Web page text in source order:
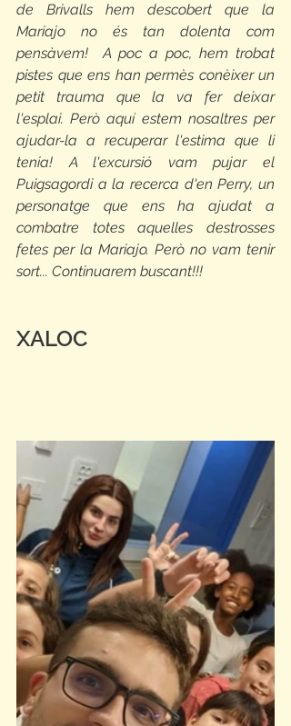
de Brivalls hem descobert que la
Mariajo no és tan dolenta com
pensàvem!  A poc a poc, hem trobat
pistes que ens han permès conèixer un
petit trauma que la va fer deixar
l'esplai. Però aquí estem nosaltres per
ajudar-la a recuperar l'estima que li
tenia! A l'excursió vam pujar el
Puigsagordi a la recerca d'en Perry, un
personatge que ens ha ajudat a
combatre totes aquelles destrosses
fetes per la Mariajo. Però no vam tenir
sort... Continuarem buscant!!!
XALOC